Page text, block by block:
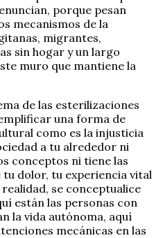
porque pesan
mecanismos de la
migrantes,
sin hogar y un largo
muro que mantiene la
de las esterilizaciones
una forma de
como es la injusticia
a tu alrededor ni
conceptos ni tiene las
dolor, tu experiencia vital
se conceptualice
están las personas con
la vida autónoma, aquí
mecánicas en las